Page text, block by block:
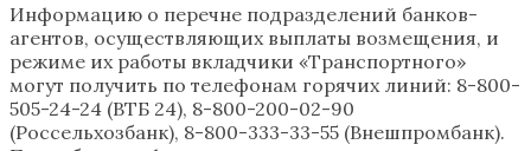
Информацию о перечне подразделений банков-
агентов, осуществляющих выплаты возмещения, и
режиме их работы вкладчики «Транспортного»
могут получить по телефонам горячих линий: 8-800-
505-24-24 (ВТБ 24), 8-800-200-02-90
(Россельхозбанк), 8-800-333-33-55 (Внешпромбанк).